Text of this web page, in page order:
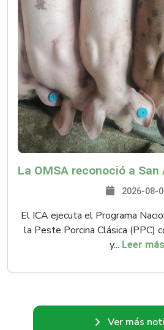
2026-08-
El ICA ejecuta el Programa
la Peste Porcina Clásica (PPC)
y... Leer más
Ver más